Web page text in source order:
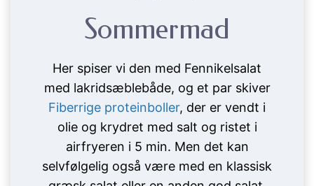
Sommermad
Her spiser vi den med Fennikelsalat
med lakridsæblebåde, og et par skiver
Fiberrige proteinboller, der er vendt i
olie og krydret med salt og ristet i
airfryeren i 5 min. Men det kan
selvfølgelig også være med en klassisk